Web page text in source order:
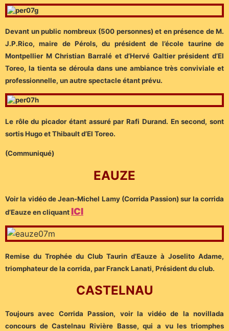
Devant un public nombreux (500 personnes) et en présence de M.
J.P.Rico, maire de Pérols, du président de l’école taurine de
Montpellier M Christian Barralé et d’Hervé Galtier président d’El
Toreo, la tienta se déroula dans une ambiance très conviviale et
professionnelle, un autre spectacle étant prévu.
Le rôle du picador étant assuré par Rafi Durand. En second, sont
sortis Hugo et Thibault d’El Toreo.
(Communiqué)
EAUZE
Voir la vidéo de Jean-Michel Lamy (Corrida Passion) sur la corrida
d’Eauze en cliquant ICI
Remise du Trophée du Club Taurin d’Eauze à Joselito Adame,
triomphateur de la corrida, par Franck Lanati, Président du club.
CASTELNAU
Toujours avec Corrida Passion, voir la vidéo de la novillada
concours de Castelnau Rivière Basse, qui a vu les triomphes